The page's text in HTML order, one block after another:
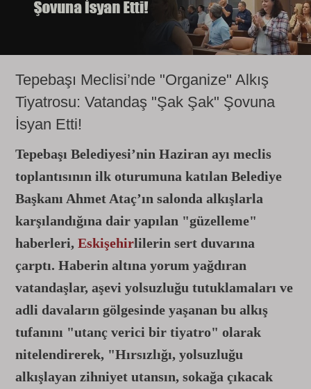
Tepebaşı Meclisi’nde "Organize" Alkış
Tiyatrosu: Vatandaş "Şak Şak" Şovuna
İsyan Etti!
Tepebaşı Belediyesi’nin Haziran ayı meclis
toplantısının ilk oturumuna katılan Belediye
Başkanı Ahmet Ataç’ın salonda alkışlarla
karşılandığına dair yapılan "güzelleme"
haberleri, Eskişehirlilerin sert duvarına
çarptı. Haberin altına yorum yağdıran
vatandaşlar, aşevi yolsuzluğu tutuklamaları ve
adli davaların gölgesinde yaşanan bu alkış
tufanını "utanç verici bir tiyatro" olarak
nitelendirerek, "Hırsızlığı, yolsuzluğu
alkışlayan zihniyet utansın, sokağa çıkacak